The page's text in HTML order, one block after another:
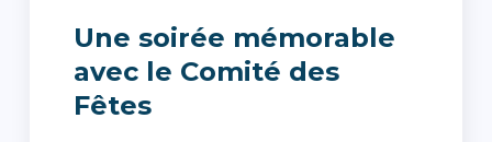
Une soirée mémorable
avec le Comité des
Fêtes